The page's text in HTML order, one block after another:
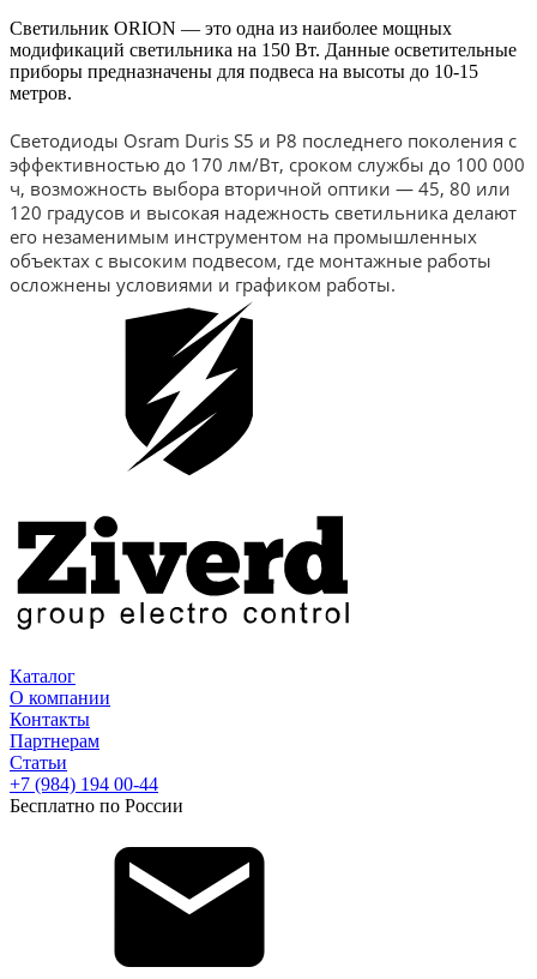
Светильник ORION — это одна из наиболее мощных
модификаций светильника на 150 Вт. Данные осветительные
приборы предназначены для подвеса на высоты до 10-15
метров.
Светодиоды Osram Duris S5 и P8 последнего поколения с
эффективностью до 170 лм/Вт, сроком службы до 100 000
ч, возможность выбора вторичной оптики — 45, 80 или
120 градусов и высокая надежность светильника делают
его незаменимым инструментом на промышленных
объектах с высоким подвесом, где монтажные работы
осложнены условиями и графиком работы.
Каталог
О компании
Контакты
Партнерам
Статьи
+7 (984) 194 00-44
Бесплатно по России